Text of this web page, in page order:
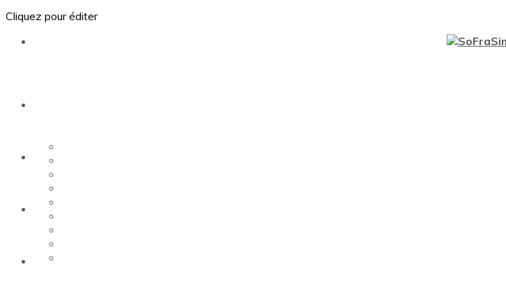
Cliquez pour éditer